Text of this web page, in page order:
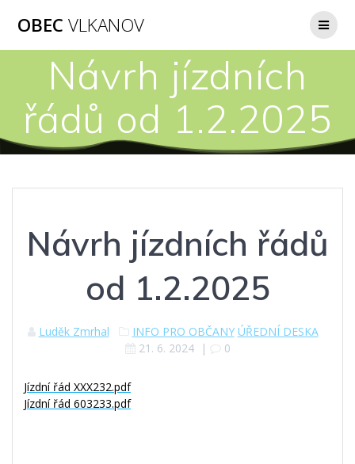
OBEC VLKANOV
Návrh jízdních
řádů od 1.2.2025
Návrh jízdních řádů
od 1.2.2025
Luděk Zmrhal INFO PRO OBČANY ÚŘEDNÍ DESKA
21. 6. 2024| 0
Jízdní řád XXX232.pdf
Jízdní řád 603233.pdf